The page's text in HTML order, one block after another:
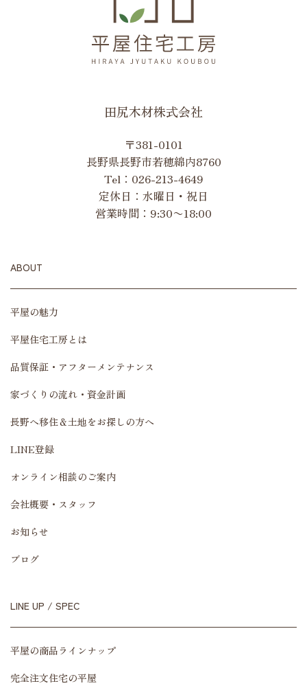
田尻木材株式会社
〒381-0101
長野県長野市若穂綿内8760
Tel： 026-213-4649
定休日：水曜日・祝日
営業時間：9:30〜18:00
ABOUT
平屋の魅力
平屋住宅工房とは
品質保証・アフターメンテナンス
家づくりの流れ・資金計画
長野へ移住＆土地をお探しの方へ
LINE登録
オンライン相談のご案内
会社概要・スタッフ
お知らせ
ブログ
LINE UP / SPEC
平屋の商品ラインナップ
完全注文住宅の平屋